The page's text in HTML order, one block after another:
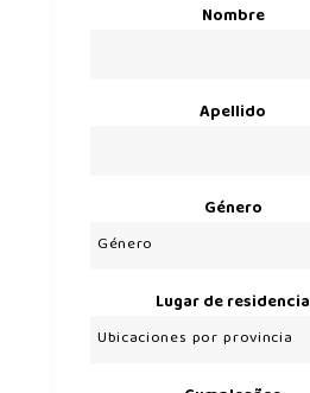
Nombre
Apellido
Género
Lugar de residencia